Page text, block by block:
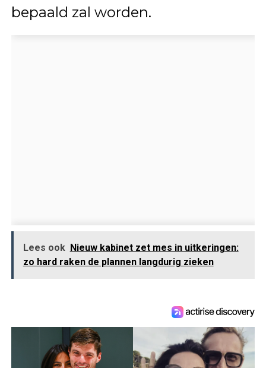
bepaald zal worden.
Lees ook Nieuw kabinet zet mes in uitkeringen:
zo hard raken de plannen langdurig zieken